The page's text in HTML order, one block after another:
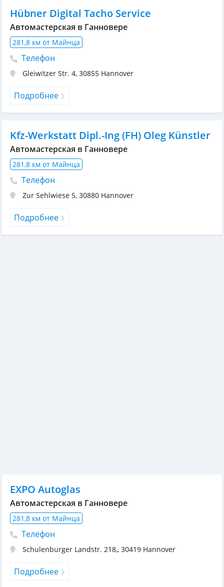
Hübner Digital Tacho Service
Автомастерская в Ганновере
281,8 км от Майнца
Телефон
Gleiwitzer Str. 4, 30855 Hannover
Подробнее
Kfz-Werkstatt Dipl.-Ing (FH) Oleg Künstler
Автомастерская в Ганновере
281,8 км от Майнца
Телефон
Zur Sehlwiese 5, 30880 Hannover
Подробнее
EXPO Autoglas
Автомастерская в Ганновере
281,8 км от Майнца
Телефон
Schulenburger Landstr. 218,, 30419 Hannover
Подробнее